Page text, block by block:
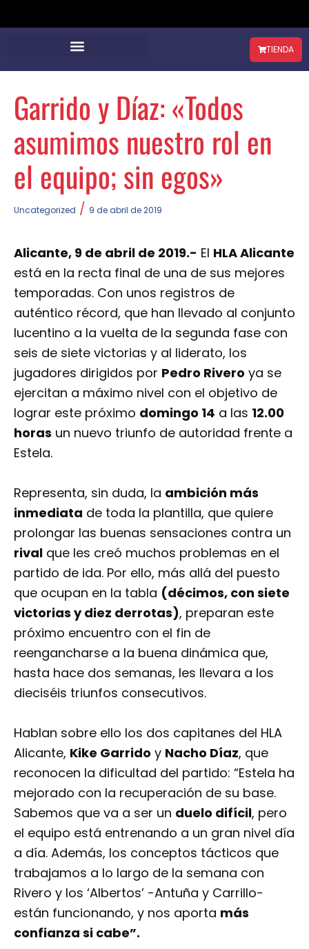
TIENDA
Garrido y Díaz: «Todos
asumimos nuestro rol en
el equipo; sin egos»
Uncategorized / 9 de abril de 2019
Alicante, 9 de abril de 2019.- El HLA Alicante
está en la recta final de una de sus mejores
temporadas. Con unos registros de
auténtico récord, que han llevado al conjunto
lucentino a la vuelta de la segunda fase con
seis de siete victorias y al liderato, los
jugadores dirigidos por Pedro Rivero ya se
ejercitan a máximo nivel con el objetivo de
lograr este próximo domingo 14 a las 12.00
horas un nuevo triunfo de autoridad frente a
Estela.
Representa, sin duda, la ambición más
inmediata de toda la plantilla, que quiere
prolongar las buenas sensaciones contra un
rival que les creó muchos problemas en el
partido de ida. Por ello, más allá del puesto
que ocupan en la tabla (décimos, con siete
victorias y diez derrotas), preparan este
próximo encuentro con el fin de
reengancharse a la buena dinámica que,
hasta hace dos semanas, les llevara a los
dieciséis triunfos consecutivos.
Hablan sobre ello los dos capitanes del HLA
Alicante, Kike Garrido y Nacho Díaz, que
reconocen la dificultad del partido: “Estela ha
mejorado con la recuperación de su base.
Sabemos que va a ser un duelo difícil, pero
el equipo está entrenando a un gran nivel día
a día. Además, los conceptos tácticos que
trabajamos a lo largo de la semana con
Rivero y los ‘Albertos’ -Antuña y Carrillo-
están funcionando, y nos aporta más
confianza si cabe”.